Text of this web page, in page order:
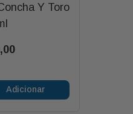
Y Toro
,00
Adicionar